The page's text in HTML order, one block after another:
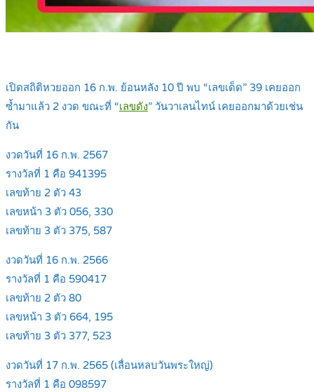
เปิดสถิติหวยออก 16 ก.พ. ย้อนหลัง 10 ปี พบ “เลขเด็ด” 39 เคยออก
ซ้ำมาแล้ว 2 งวด ขณะที่ “เลขดัง” วันวาเลนไทน์ เคยออกมาด้วยเช่น
กัน
งวดวันที่ 16 ก.พ. 2567
รางวัลที่ 1 คือ 941395
เลขท้าย 2 ตัว 43
เลขหน้า 3 ตัว 056, 330
เลขท้าย 3 ตัว 375, 587
งวดวันที่ 16 ก.พ. 2566
รางวัลที่ 1 คือ 590417
เลขท้าย 2 ตัว 80
เลขหน้า 3 ตัว 664, 195
เลขท้าย 3 ตัว 377, 523
งวดวันที่ 17 ก.พ. 2565 (เลื่อนหลบวันพระใหญ่)
รางวัลที่ 1 คือ 098597